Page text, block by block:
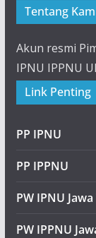
Tentang
Akun resmi
IPNU IPPNU
Link Penting
PP IPNU
PP IPPNU
PW IPNU
PW IPPNU